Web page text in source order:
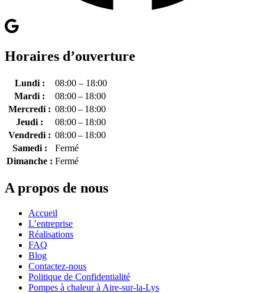
Horaires d’ouverture
Lundi :
08:00 – 18:00
Mardi :
08:00 – 18:00
Mercredi : 08:00 – 18:00
Jeudi :
08:00 – 18:00
Vendredi : 08:00 – 18:00
Samedi :
Fermé
Dimanche : Fermé
A propos de nous
Accueil
L’entreprise
Réalisations
FAQ
Blog
Contactez-nous
Politique de Confidentialité
Pompes à chaleur à Aire-sur-la-Lys